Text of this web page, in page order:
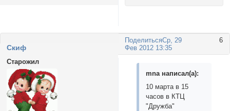
Поделиться 6
Ср, 29
Фев 2012 13:35
Cкиф
Старожил
mnа написал(а):
10 марта в 15
часов в КТЦ
"Дружба"